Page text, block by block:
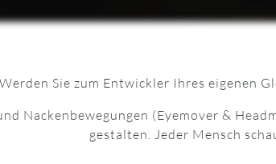
Werden Sie zum Entwickler Ihres eigenen
Nackenbewegungen (Eyemover &
gestalten. Jeder Mensch